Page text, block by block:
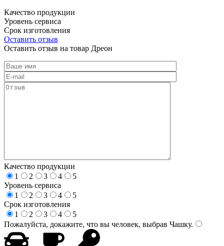
Качество продукции
Уровень сервиса
Срок изготовления
Оставить отзыв
Оставить отзыв на товар Дреон
Качество продукции
1
2 3 4
5
Уровень сервиса
1
2 3 4
5
Срок изготовления
1
2 3 4
5
Пожалуйста, докажите, что вы человек, выбрав Чашку.